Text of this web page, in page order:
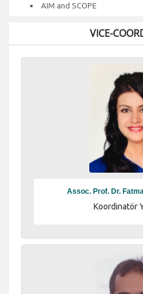
AIM and SCOPE
VICE-
Assoc. Prof. Dr.
Koordinatör